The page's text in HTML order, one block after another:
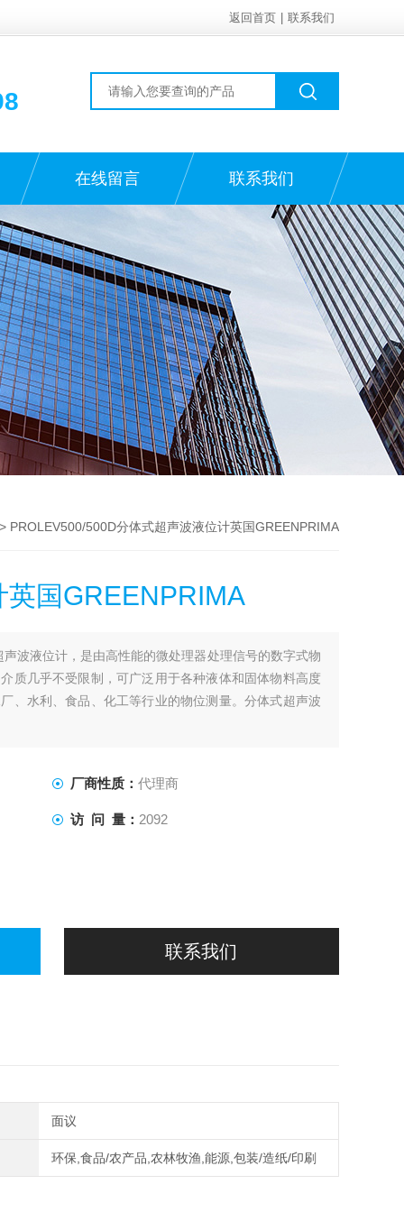
返回首页 联系我们
在线留言 联系我们
PROLEV500/500D分体式超声波液位计英国GREENPRIMA
国GREENPRIMA
波液位计，是由高性能的微处理器处理信号的数字式物
质几乎不受限制，可广泛用于各种液体和固体物料高度
、水利、食品、化工等行业的物位测量。分体式超声波
厂商性质： 代理商
访 问 量： 2092
联系我们
面议
环保,食品/农产品,农林牧渔,能源,包装/造纸/印刷